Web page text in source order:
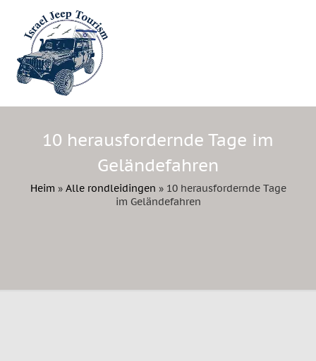
10 herausfordernde Tage im
Geländefahren
Heim » Alle rondleidingen » 10 herausfordernde Tage
im Geländefahren